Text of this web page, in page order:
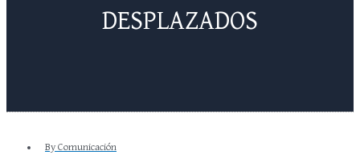
DESPLAZADOS
By Comunicación